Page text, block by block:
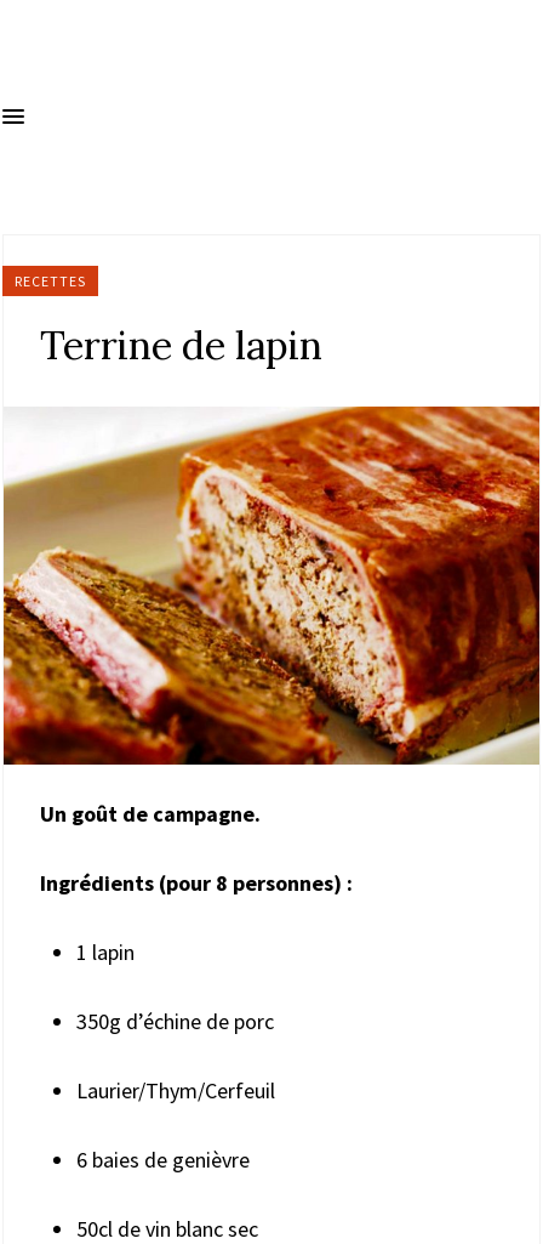
RECETTES
Terrine de lapin
Un goût de campagne.
Ingrédients (pour 8 personnes) :
1 lapin
350g d’échine de porc
Laurier/Thym/Cerfeuil
6 baies de genièvre
50cl de vin blanc sec